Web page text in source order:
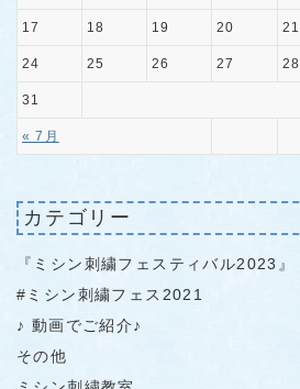
« 7月
17 18 19 20 21
24 25 26 27 28
31
カテゴリー
『ミシン刺繍フェスティバル2023』
#ミシン刺繍フェス2021
♪ 動画でご紹介♪
その他